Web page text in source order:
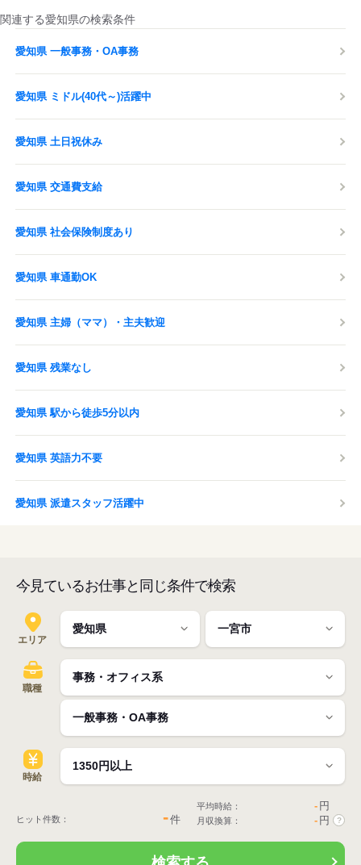
関連する愛知県の検索条件
愛知県 一般事務・OA事務
愛知県 ミドル(40代～)活躍中
愛知県 土日祝休み
愛知県 交通費支給
愛知県 社会保険制度あり
愛知県 車通勤OK
愛知県 主婦（ママ）・主夫歓迎
愛知県 残業なし
愛知県 駅から徒歩5分以内
愛知県 英語力不要
愛知県 派遣スタッフ活躍中
今見ているお仕事と同じ条件で検索
エリア
職種
時給
ヒット件数： -件
平均時給： - 円
月収換算： - 円 ?